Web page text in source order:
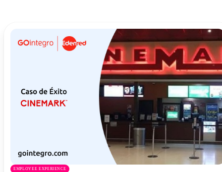
EMPLOYEE EXPERIENCE